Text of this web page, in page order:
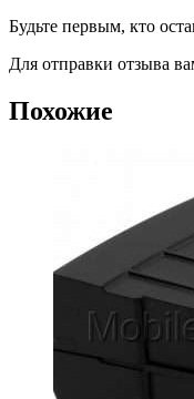
Будьте первым, кто
Для отправки отзыва
Похожие